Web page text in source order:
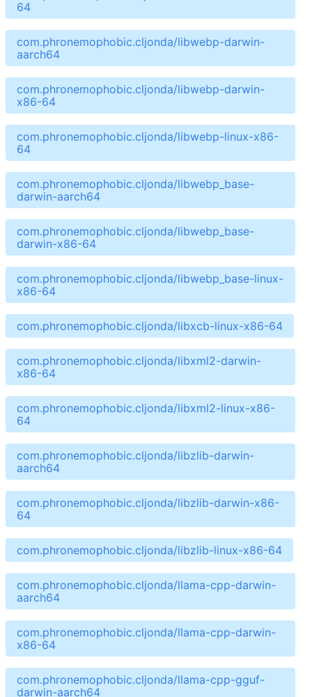
64
com.phronemophobic.cljonda/libwebp-darwin-
aarch64
com.phronemophobic.cljonda/libwebp-darwin-
x86-64
com.phronemophobic.cljonda/libwebp-linux-x86-
64
com.phronemophobic.cljonda/libwebp_base-
darwin-aarch64
com.phronemophobic.cljonda/libwebp_base-
darwin-x86-64
com.phronemophobic.cljonda/libwebp_base-linux-
x86-64
com.phronemophobic.cljonda/libxcb-linux-x86-64
com.phronemophobic.cljonda/libxml2-darwin-
x86-64
com.phronemophobic.cljonda/libxml2-linux-x86-
64
com.phronemophobic.cljonda/libzlib-darwin-
aarch64
com.phronemophobic.cljonda/libzlib-darwin-x86-
64
com.phronemophobic.cljonda/libzlib-linux-x86-64
com.phronemophobic.cljonda/llama-cpp-darwin-
aarch64
com.phronemophobic.cljonda/llama-cpp-darwin-
x86-64
com.phronemophobic.cljonda/llama-cpp-gguf-
darwin-aarch64